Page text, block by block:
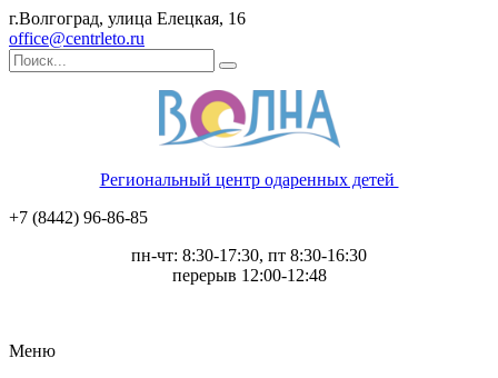
г.Волгоград, улица Елецкая, 16
office@centrleto.ru
Региональный центр одаренных детей
+7 (8442) 96-86-85
пн-чт: 8:30-17:30, пт 8:30-16:30
перерыв 12:00-12:48
Меню